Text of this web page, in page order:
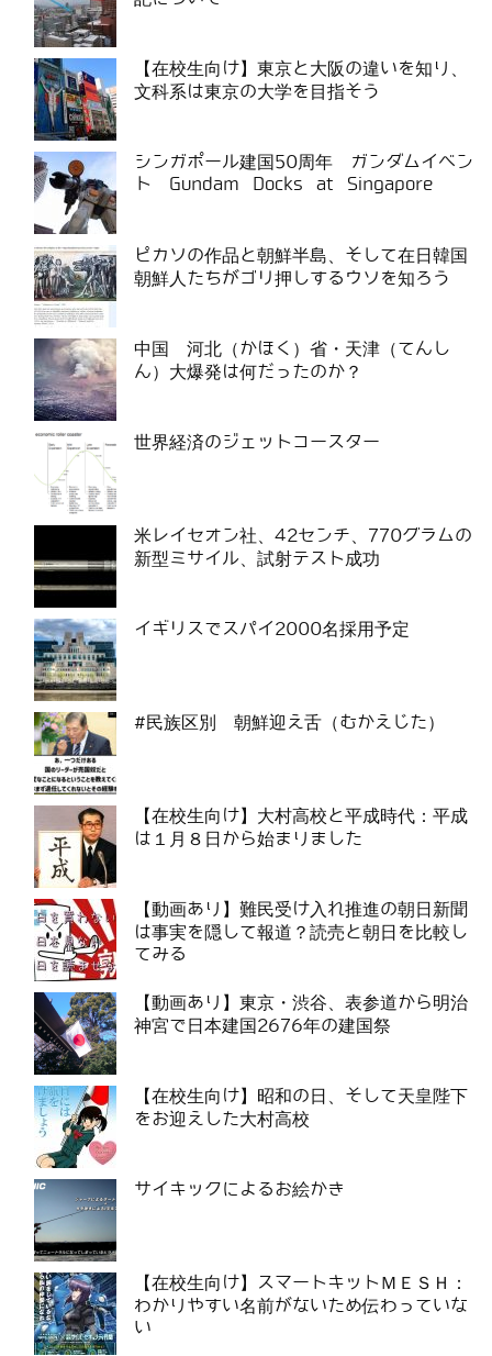
【在校生向け】東京と大阪の違いを知り、
文科系は東京の大学を目指そう
シンガポール建国50周年 ガンダムイベン
ト Gundam Docks at Singapore
ピカソの作品と朝鮮半島、そして在日韓国
朝鮮人たちがゴリ押しするウソを知ろう
中国 河北（かほく）省・天津（てんし
ん）大爆発は何だったのか？
世界経済のジェットコースター
米レイセオン社、42センチ、770グラムの
新型ミサイル、試射テスト成功
イギリスでスパイ2000名採用予定
#民族区別 朝鮮迎え舌（むかえじた）
【在校生向け】大村高校と平成時代：平成
は１月８日から始まりました
【動画あり】難民受け入れ推進の朝日新聞
は事実を隠して報道？読売と朝日を比較し
てみる
【動画あり】東京・渋谷、表参道から明治
神宮で日本建国2676年の建国祭
【在校生向け】昭和の日、そして天皇陛下
をお迎えした大村高校
サイキックによるお絵かき
【在校生向け】スマートキットＭＥＳＨ：
わかりやすい名前がないため伝わっていな
い